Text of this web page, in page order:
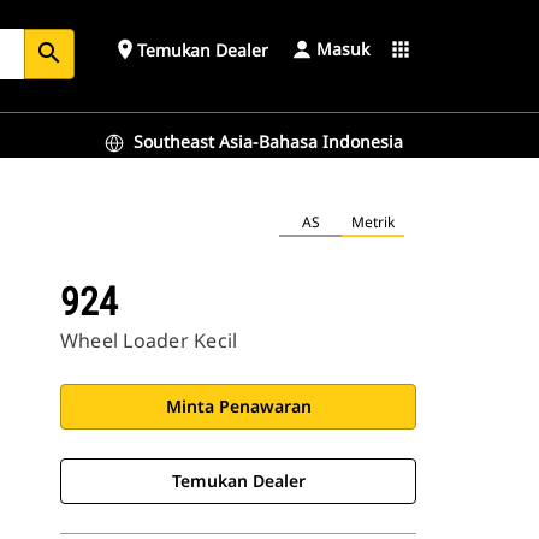
search place Temukan Dealer Masuk apps
Southeast Asia-Bahasa Indonesia
AS Metrik
924
Wheel Loader Kecil
Minta Penawaran
Temukan Dealer